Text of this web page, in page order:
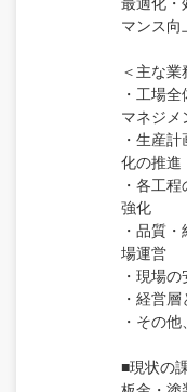
マンス向
＜主な業
・工場
マネジメ
・生産
化の推進
・各工
強化
・品質
場運営
・現場
・経営
・その
■現状の